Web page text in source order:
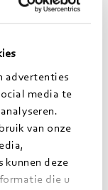
advertenties
media te
van onze
kunnen deze
die u
en ik één
er een flow;
te pluizen.